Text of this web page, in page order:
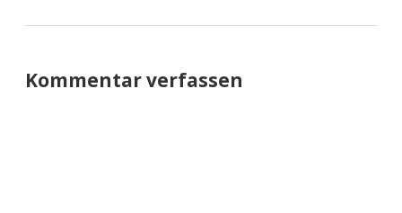
Kommentar verfassen